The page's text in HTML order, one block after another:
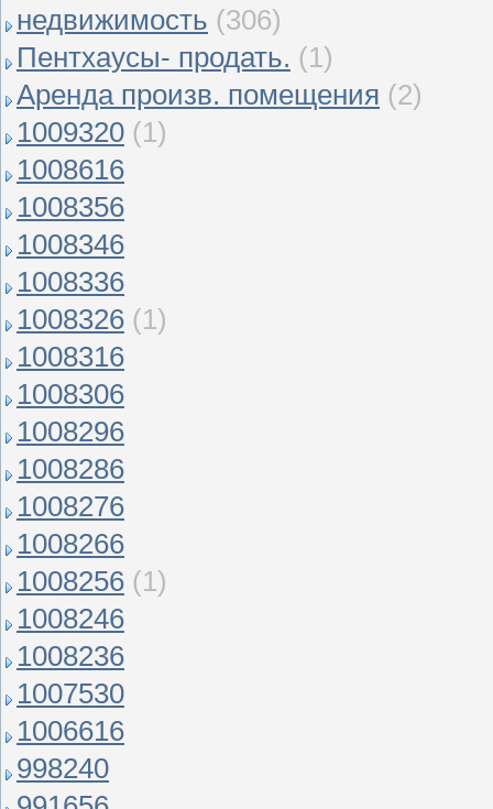
недвижимость (306)
Пентхаусы- продать. (1)
Аренда произв. помещения (2)
1009320 (1)
1008616
1008356
1008346
1008336
1008326 (1)
1008316
1008306
1008296
1008286
1008276
1008266
1008256 (1)
1008246
1008236
1007530
1006616
998240